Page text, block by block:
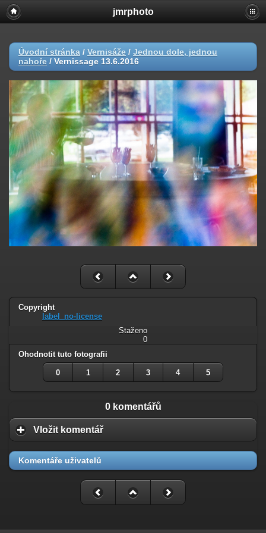
jmrphoto
Úvodní stránka / Vernisáže / Jednou dole, jednou
nahoře / Vernissage 13.6.2016
Copyright
label_no-license
Staženo
0
Ohodnotit tuto fotografii
0 1 2 3 4 5
0 komentářů
Vložit komentář
Komentáře uživatelů